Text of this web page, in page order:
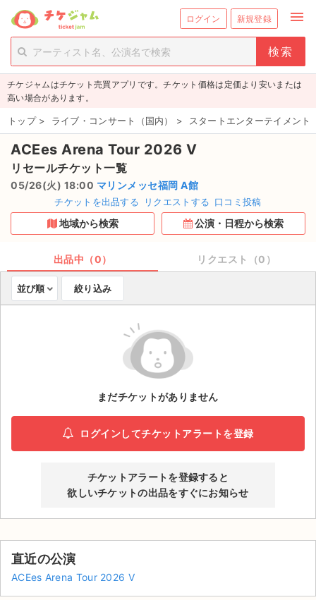
ログイン 新規登録 menu
person_add 新規会員登録
チケットを探す
新着チケット
値下げしたチケット
都道府県からチケットを探す
もうすぐ開催のチケット
取扱チケット
ライブ・コンサート（海外）
演劇・ミュージカル
AIに質問する
よくある質問
チケジャムはチケット売買アプリです。チケット価格は定価より安いまたは
高い場合があります。
トップ > ライブ・コンサート（国内） > スタートエンターテイメント
ACEes Arena Tour 2026 V
リセールチケット一覧
05/26(火) 18:00 マリンメッセ福岡 A館
チケットを出品する リクエストする 口コミ投稿
地域から検索 公演・日程から検索
出品中（0） リクエスト（0）
並び順 絞り込み
まだチケットがありません
ログインしてチケットアラートを登録
チケットアラートを登録すると
欲しいチケットの出品をすぐにお知らせ
直近の公演
ACEes Arena Tour 2026 V